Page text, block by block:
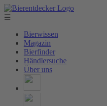
☰
Bierwissen
Magazin
Bierfinder
Händlersuche
Über uns